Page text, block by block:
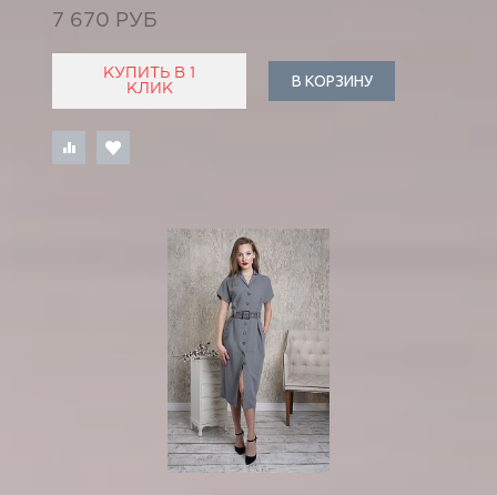
7 670 РУБ
КУПИТЬ В 1
КЛИК
В КОРЗИНУ